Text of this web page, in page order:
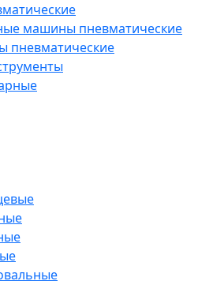
машины пневматические
пневматические